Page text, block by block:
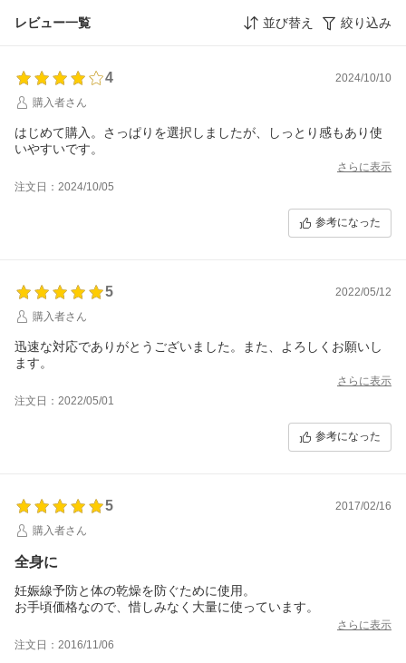
レビュー一覧 並び替え 絞り込み
4
2024/10/10
購入者さん
はじめて購入。さっぱりを選択しましたが、しっとり感もあり使
いやすいです。
さらに表示
注文日：2024/10/05
参考になった
5
2022/05/12
購入者さん
迅速な対応でありがとうございました。また、よろしくお願いし
ます。
さらに表示
注文日：2022/05/01
参考になった
5
2017/02/16
購入者さん
全身に
妊娠線予防と体の乾燥を防ぐために使用。
お手頃価格なので、惜しみなく大量に使っています。
さらに表示
注文日：2016/11/06